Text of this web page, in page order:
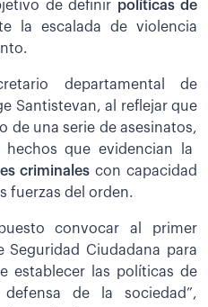
de definir políticas de
la escalada de violencia
departamental de
Santistevan, al reflejar que
de una serie de asesinatos,
que evidencian la
criminales con capacidad
fuerzas del orden.
convocar al primer
Seguridad Ciudadana para
establecer las políticas de
de la sociedad”,